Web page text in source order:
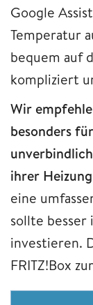
Google
Temperatur
bequem auf
kompliziert
Wir
besonders
ihrer
eine
sollte besser
investieren.
FRITZ!Box